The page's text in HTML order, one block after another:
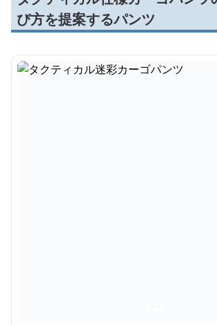
び方を提案するパンツ